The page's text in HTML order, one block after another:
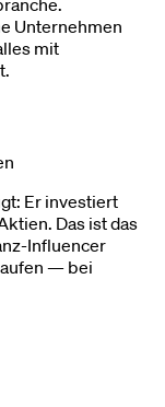
Unternehmen
mit
Er investiert
Das ist das
Influencer
— bei